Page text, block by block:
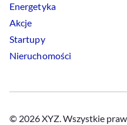
Energetyka
Akcje
Startupy
Nieruchomości
© 2026 XYZ. Wszystkie